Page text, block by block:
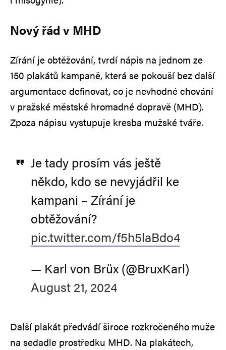
Nový řád v MHD
Zírání je obtěžování, tvrdí nápis na jednom ze
150 plakátů kampaně, která se pokouší bez další
argumentace definovat, co je nevhodné chování
v pražské městské hromadné dopravě (MHD).
Zpoza nápisu vystupuje kresba mužské tváře.
Je tady prosím vás ještě
někdo, kdo se nevyjádřil ke
kampani – Zírání je
obtěžování?
pic.twitter.com/f5h5laBdo4
— Karl von Brüx (@BruxKarl)
August 21, 2024
Další plakát předvádí široce rozkročeného muže
na sedadle prostředku MHD. Na plakátech,